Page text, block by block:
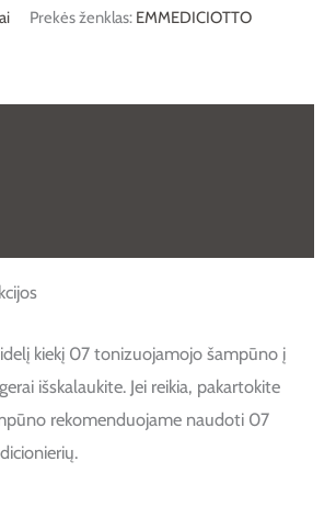
Prekės ženklas: EMMEDICIOTTO
kiekį 07 tonizuojamojo šampūno į
išskalaukite. Jei reikia, pakartokite
rekomenduojame naudoti 07